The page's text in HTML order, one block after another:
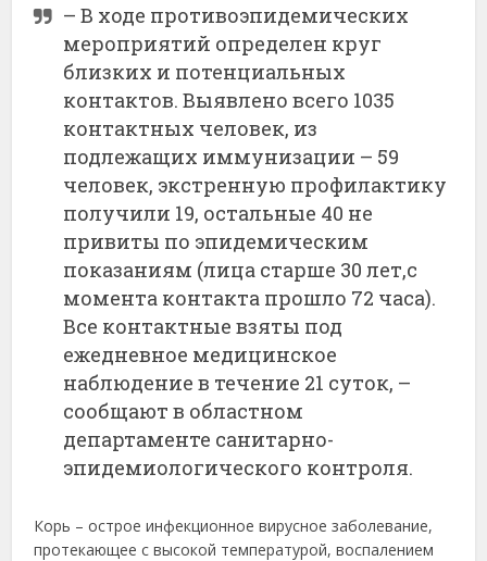
– В ходе противоэпидемических
мероприятий определен круг
близких и потенциальных
контактов. Выявлено всего 1035
контактных человек, из
подлежащих иммунизации – 59
человек, экстренную профилактику
получили 19, остальные 40 не
привиты по эпидемическим
показаниям (лица старше 30 лет,с
момента контакта прошло 72 часа).
Все контактные взяты под
ежедневное медицинское
наблюдение в течение 21 суток, –
сообщают в областном
департаменте санитарно-
эпидемиологического контроля.
Корь – острое инфекционное вирусное заболевание,
протекающее с высокой температурой, воспалением